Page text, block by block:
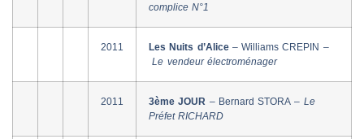
complice N°1
2011 Les Nuits d’Alice– Williams CREPIN –
Le vendeur électroménager
2011 3ème JOUR – Bernard STORA – Le
Préfet RICHARD